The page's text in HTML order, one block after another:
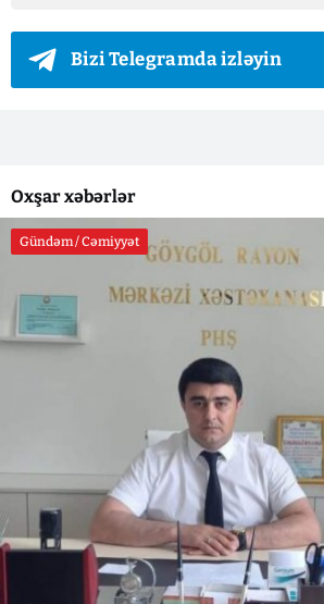
Bizi Telegramda izləyin
Oxşar xəbərlər
Gündəm / Cəmiyyət